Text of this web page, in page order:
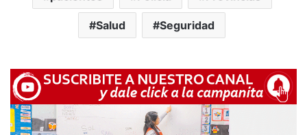
Salud Seguridad